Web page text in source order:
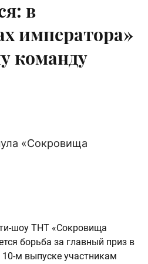
в
императора»
команду
«Сокровища
шоу ТНТ «Сокровища
борьба за главный приз в
м выпуске участникам